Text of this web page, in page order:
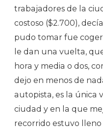
trabajadores de la
costoso ($2.700),
pudo tomar fue
le dan una vuelta,
hora y media o dos,
dejo en menos de
autopista, es la única
ciudad y en la que
recorrido estuvo lleno